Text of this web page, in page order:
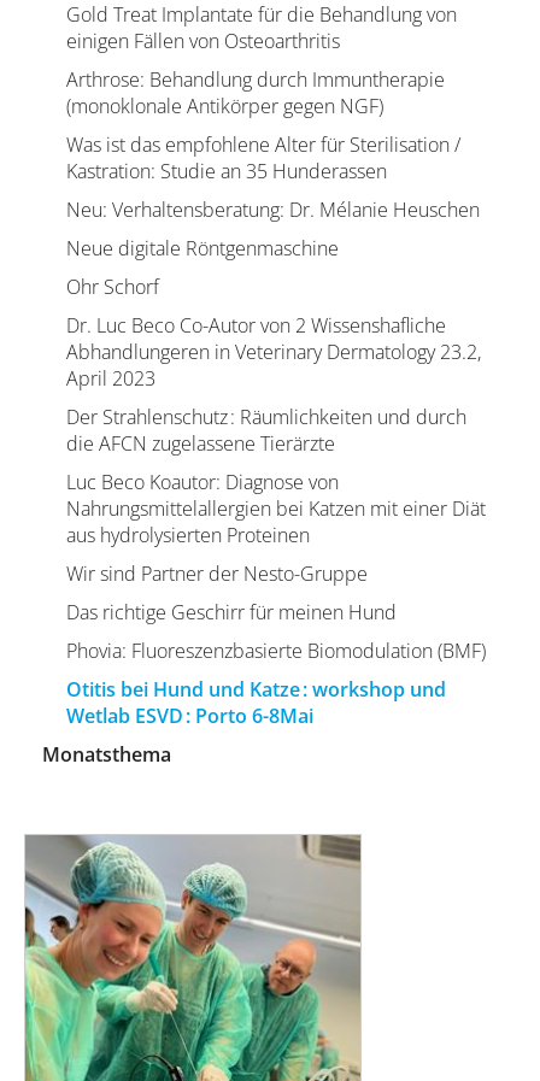
Gold Treat Implantate für die Behandlung von
einigen Fällen von Osteoarthritis
Arthrose: Behandlung durch Immuntherapie
(monoklonale Antikörper gegen NGF)
Was ist das empfohlene Alter für Sterilisation /
Kastration: Studie an 35 Hunderassen
Neu: Verhaltensberatung: Dr. Mélanie Heuschen
Neue digitale Röntgenmaschine
Ohr Schorf
Dr. Luc Beco Co-Autor von 2 Wissenshafliche
Abhandlungeren in Veterinary Dermatology 23.2,
April 2023
Der Strahlenschutz : Räumlichkeiten und durch
die AFCN zugelassene Tierärzte
Luc Beco Koautor: Diagnose von
Nahrungsmittelallergien bei Katzen mit einer Diät
aus hydrolysierten Proteinen
Wir sind Partner der Nesto-Gruppe
Das richtige Geschirr für meinen Hund
Phovia: Fluoreszenzbasierte Biomodulation (BMF)
Otitis bei Hund und Katze : workshop und
Wetlab ESVD : Porto 6-8Mai
Monatsthema